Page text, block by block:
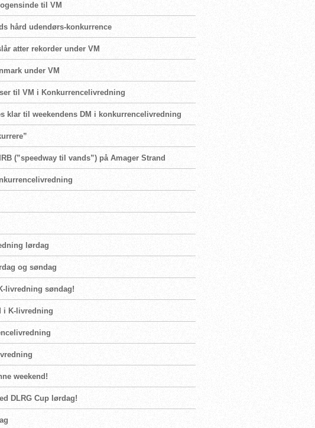
til VM
hård udendørs-konkurrence
atter rekorder under VM
under VM
til VM i Konkurrencelivredning
klar til weekendens DM i konkurrencelivredning
(”speedway til vands”) på Amager Strand
lørdag
og søndag
livredning søndag!
i K-livredning
weekend!
DLRG Cup lørdag!